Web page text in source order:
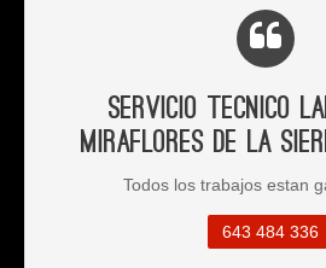
Servicio Tecnico
Miraflores de la
Todos los trabajos estan
643 484 336